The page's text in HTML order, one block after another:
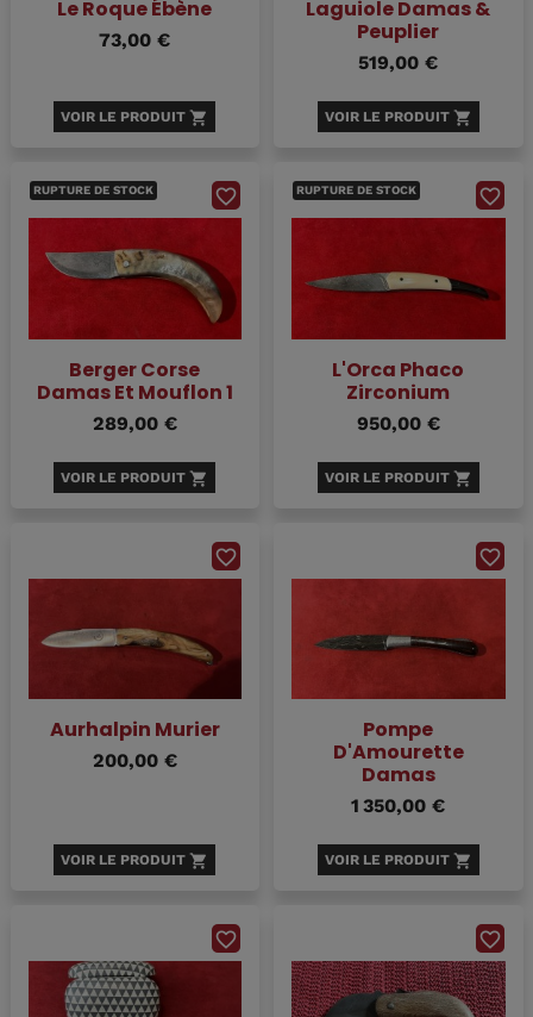
Le Roque Ébène
73,00 €
VOIR LE PRODUIT shopping_cart
Laguiole Damas &
Peuplier
519,00 €
VOIR LE PRODUIT shopping_cart
Berger Corse
Damas Et Mouflon 1
289,00 €
VOIR LE PRODUIT shopping_cart
RUPTURE DE STOCK favorite_border
L'Orca Phaco
Zirconium
950,00 €
VOIR LE PRODUIT shopping_cart
RUPTURE DE STOCK favorite_border
Aurhalpin Murier
200,00 €
VOIR LE PRODUIT shopping_cart
favorite_border
Pompe
D'Amourette
Damas
1 350,00 €
VOIR LE PRODUIT shopping_cart
favorite_border
favorite_border favorite_border